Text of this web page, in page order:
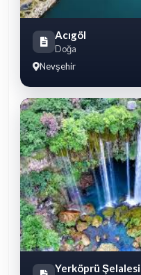
Acıgöl
Doğa
Nevşehir
Yerköprü Şelalesi